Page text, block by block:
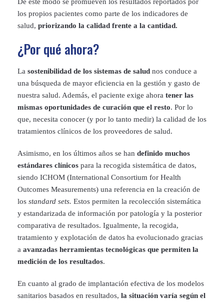
De este modo se promueven los resultados reportados por
los propios pacientes como parte de los indicadores de
salud, priorizando la calidad frente a la cantidad.
¿Por qué ahora?
La sostenibilidad de los sistemas de salud nos conduce a
una búsqueda de mayor eficiencia en la gestión y gasto de
nuestra salud. Además, el paciente exige ahora tener las
mismas oportunidades de curación que el resto. Por lo
que, necesita conocer (y por lo tanto medir) la calidad de los
tratamientos clínicos de los proveedores de salud.
Asimismo, en los últimos años se han definido muchos
estándares clínicos para la recogida sistemática de datos,
siendo ICHOM (International Consortium for Health
Outcomes Measurements) una referencia en la creación de
los standard sets. Estos permiten la recolección sistemática
y estandarizada de información por patología y la posterior
comparativa de resultados. Igualmente, la recogida,
tratamiento y explotación de datos ha evolucionado gracias
a avanzadas herramientas tecnológicas que permiten la
medición de los resultados.
En cuanto al grado de implantación efectiva de los modelos
sanitarios basados en resultados, la situación varía según el